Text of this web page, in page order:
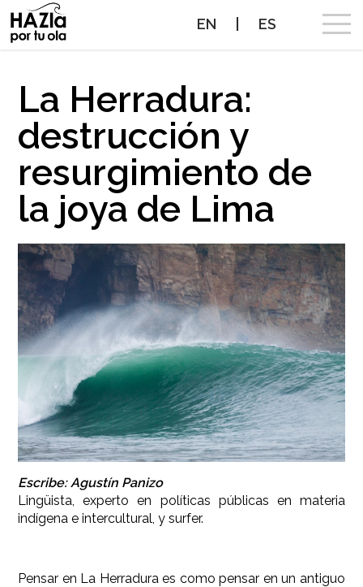
CAMPAÑA
OLAS A PROTEGER
OLAS PROTEGIDAS
NOTICIAS
PROTEGE TUS OLAS
ALIADOS
CONTACTO
EN ES
La Herradura:
destrucción y
resurgimiento de
la joya de Lima
Escribe: Agustín Panizo
Lingüista, experto en políticas públicas en materia
indígena e intercultural, y surfer.
Pensar en La Herradura es como pensar en un antiguo